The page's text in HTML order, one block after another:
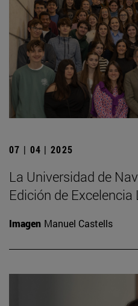
07 | 04 | 2025
La Universidad de
Edición de Excelencia
Imagen Manuel Castells